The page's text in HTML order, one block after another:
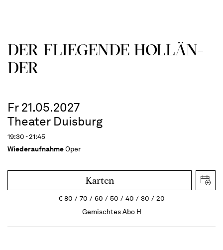
DER FLIE­GEN­DE HOL­LÄN­
DER
Fr 21.05.2027
Theater Duisburg
19:30 - 21:45
WiederaufnahmeOper
Karten
€80 70 60 50 40 30
20
Gemischtes Abo H